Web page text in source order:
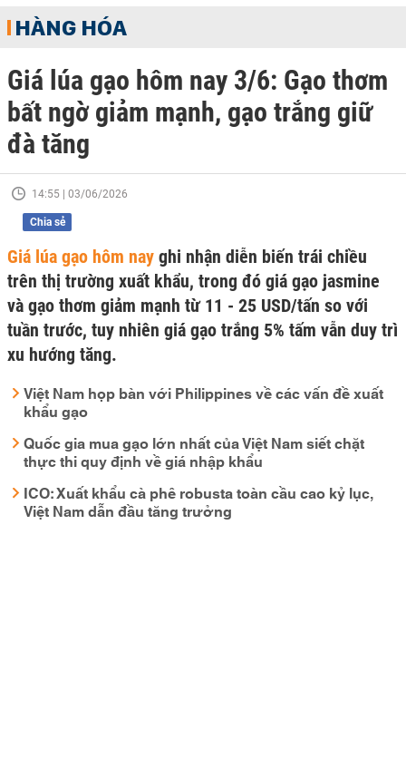
HÀNG HÓA
Giá lúa gạo hôm nay 3/6: Gạo thơm
bất ngờ giảm mạnh, gạo trắng giữ
đà tăng
14:55 | 03/06/2026
Chia sẻ
Giá lúa gạo hôm nay ghi nhận diễn biến trái chiều
trên thị trường xuất khẩu, trong đó giá gạo jasmine
và gạo thơm giảm mạnh từ 11 - 25 USD/tấn so với
tuần trước, tuy nhiên giá gạo trắng 5% tấm vẫn duy trì
xu hướng tăng.
Việt Nam họp bàn với Philippines về các vấn đề xuất
khẩu gạo
Quốc gia mua gạo lớn nhất của Việt Nam siết chặt
thực thi quy định về giá nhập khẩu
ICO: Xuất khẩu cà phê robusta toàn cầu cao kỷ lục,
Việt Nam dẫn đầu tăng trưởng